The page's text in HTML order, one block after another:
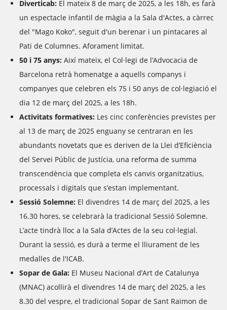
Diverticab: El mateix 8 de març de 2025, a les 18h, es farà
un espectacle infantil de màgia a la Sala d'Actes, a càrrec
del "Mago Koko", seguit d'un berenar i un pintacares al
Pati de Columnes. Aforament limitat.
50 i 75 anys: Així mateix, el Col·legi de l’Advocacia de
Barcelona retrà homenatge a aquells companys i
companyes que celebren els 75 i 50 anys de col·legiació el
dia 12 de març del 2025, a les 18h.
Activitats formatives: Les cinc conferències previstes per
al 13 de març de 2025 enguany se centraran en les
abundants novetats que es deriven de la Llei d’Eficiència
del Servei Públic de Justícia, una reforma de summa
transcendència que completa els canvis organitzatius,
processals i digitals que s’estan implementant.
Sessió Solemne: El divendres 14 de març del 2025, a les
16.30 hores, se celebrarà la tradicional Sessió Solemne.
L’acte tindrà lloc a la Sala d’Actes de la seu col·legial.
Durant la sessió, es durà a terme el lliurament de les
medalles de l'ICAB.
Sopar de Gala: El Museu Nacional d’Art de Catalunya
(MNAC) acollirà el divendres 14 de març del 2025, a les
8.30 del vespre, el tradicional Sopar de Sant Raimon de